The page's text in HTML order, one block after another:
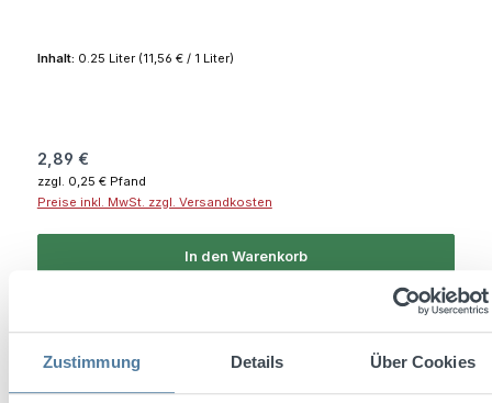
Zustimmung Details Über Cookies
Inhalt: 0.25 Liter (11,56 € / 1 Liter)
Regulärer Preis:
2,89 €
zzgl. 0,25 € Pfand
Preise inkl. MwSt. zzgl. Versandkosten
In den Warenkorb
Tipp